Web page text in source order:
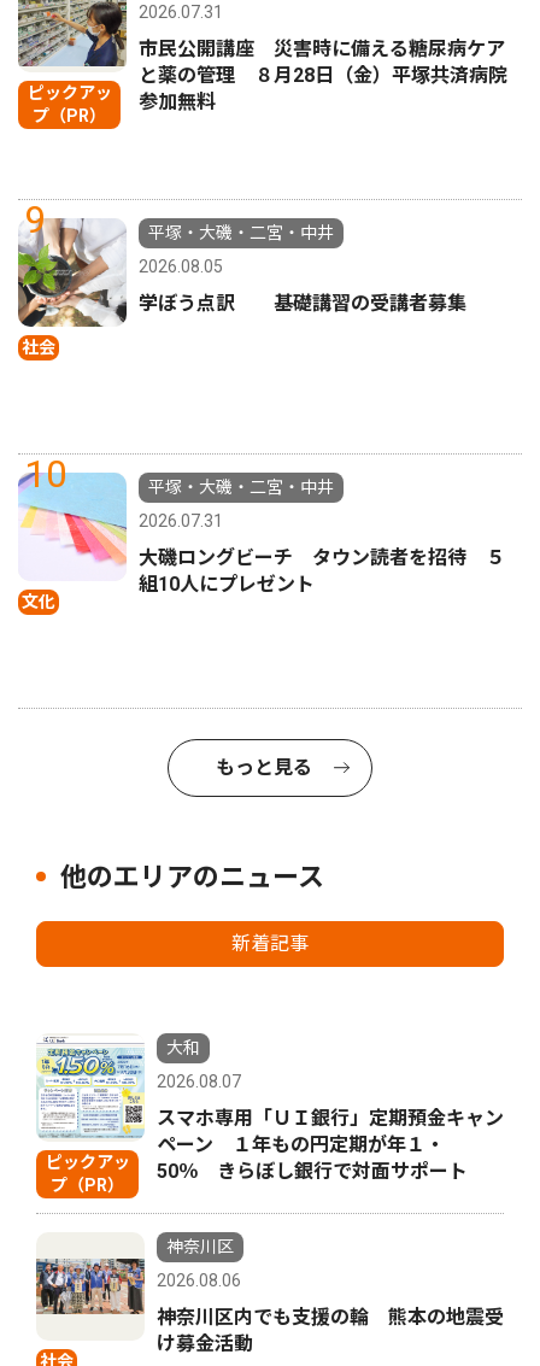
ピックアッ
プ（PR）
2026.07.31
市民公開講座 災害時に備える糖尿病ケア
と薬の管理 ８月28日（金）平塚共済病院
参加無料
9
社会
平塚・大磯・二宮・中井
2026.08.05
学ぼう点訳 基礎講習の受講者募集
10
文化
平塚・大磯・二宮・中井
2026.07.31
大磯ロングビーチ タウン読者を招待 ５
組10人にプレゼント
もっと見る
他のエリアのニュース
新着記事
ピックアッ
プ（PR）
大和
2026.08.07
スマホ専用「ＵＩ銀行」定期預金キャン
ペーン １年もの円定期が年１・
50％ きらぼし銀行で対面サポート
社会
神奈川区
2026.08.06
神奈川区内でも支援の輪 熊本の地震受
け募金活動